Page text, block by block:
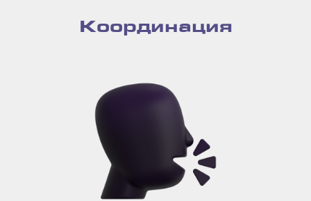
Координация